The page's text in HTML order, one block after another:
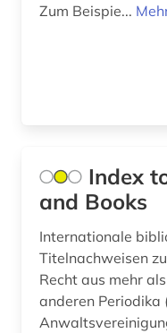
bibliografin (3)
Zum Beispie...
Index
and Books
Internationale
Titelnachweisen
Recht aus mehr
anderen Periodika